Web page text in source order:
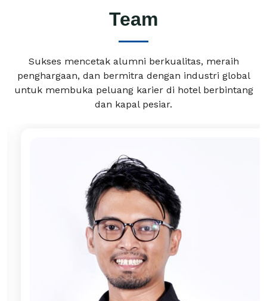
Team
Sukses mencetak alumni berkualitas, meraih
penghargaan, dan bermitra dengan industri global
untuk membuka peluang karier di hotel berbintang
dan kapal pesiar.